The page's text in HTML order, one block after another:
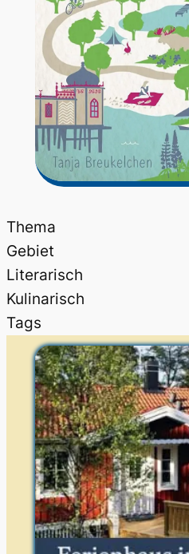
Thema
Gebiet
Literarisch
Kulinarisch
Tags